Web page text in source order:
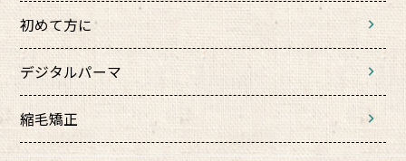
初めて方に
デジタルパーマ
縮毛矯正